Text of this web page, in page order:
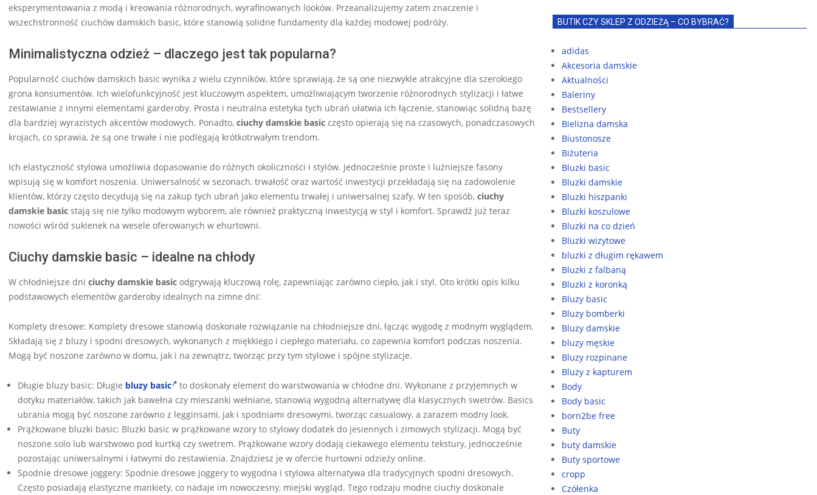
eksperymentowania z modą i kreowania różnorodnych, wyrafinowanych looków. Przeanalizujemy zatem znaczenie i
wszechstronność ciuchów damskich basic, które stanowią solidne fundamenty dla każdej modowej podróży.
Minimalistyczna odzież – dlaczego jest tak popularna?
Popularność ciuchów damskich basic wynika z wielu czynników, które sprawiają, że są one niezwykle atrakcyjne dla szerokiego
grona konsumentów. Ich wielofunkcyjność jest kluczowym aspektem, umożliwiającym tworzenie różnorodnych stylizacji i łatwe
zestawianie z innymi elementami garderoby. Prosta i neutralna estetyka tych ubrań ułatwia ich łączenie, stanowiąc solidną bazę
dla bardziej wyrazistych akcentów modowych. Ponadto, ciuchy damskie basic często opierają się na czasowych, ponadczasowych
krojach, co sprawia, że są one trwałe i nie podlegają krótkotrwałym trendom.
Ich elastyczność stylowa umożliwia dopasowanie do różnych okoliczności i stylów. Jednocześnie proste i luźniejsze fasony
wpisują się w komfort noszenia. Uniwersalność w sezonach, trwałość oraz wartość inwestycji przekładają się na zadowolenie
klientów, którzy często decydują się na zakup tych ubrań jako elementu trwałej i uniwersalnej szafy. W ten sposób, ciuchy
damskie basic stają się nie tylko modowym wyborem, ale również praktyczną inwestycją w styl i komfort. Sprawdź już teraz
nowości wśród sukienek na wesele oferowanych w ehurtowni.
Ciuchy damskie basic – idealne na chłody
W chłodniejsze dni ciuchy damskie basic odgrywają kluczową rolę, zapewniając zarówno ciepło, jak i styl. Oto krótki opis kilku
podstawowych elementów garderoby idealnych na zimne dni:
Komplety dresowe: Komplety dresowe stanowią doskonałe rozwiązanie na chłodniejsze dni, łącząc wygodę z modnym wyglądem.
Składają się z bluzy i spodni dresowych, wykonanych z miękkiego i ciepłego materiału, co zapewnia komfort podczas noszenia.
Mogą być noszone zarówno w domu, jak i na zewnątrz, tworząc przy tym stylowe i spójne stylizacje.
Długie bluzy basic: Długie bluzy basic
to doskonały element do warstwowania w chłodne dni. Wykonane z przyjemnych w
dotyku materiałów, takich jak bawełna czy mieszanki wełniane, stanowią wygodną alternatywę dla klasycznych swetrów. Basics
ubrania mogą być noszone zarówno z legginsami, jak i spodniami dresowymi, tworząc casualowy, a zarazem modny look.
Prążkowane bluzki basic: Bluzki basic w prążkowane wzory to stylowy dodatek do jesiennych i zimowych stylizacji. Mogą być
noszone solo lub warstwowo pod kurtką czy swetrem. Prążkowane wzory dodają ciekawego elementu tekstury, jednocześnie
pozostając uniwersalnymi i łatwymi do zestawienia. Znajdziesz je w ofercie hurtowni odzieży online.
Spodnie dresowe joggery: Spodnie dresowe joggery to wygodna i stylowa alternatywa dla tradycyjnych spodni dresowych.
Często posiadają elastyczne mankiety, co nadaje im nowoczesny, miejski wygląd. Tego rodzaju modne ciuchy doskonale
BUTIK CZY SKLEP Z ODZIEŻĄ – CO BYBRAĆ?
adidas
Akcesoria damskie
Aktualności
Baleriny
Bestsellery
Bielizna damska
Biustonosze
Biżuteria
Bluzki basic
Bluzki damskie
Bluzki hiszpanki
Bluzki koszulowe
Bluzki na co dzień
Bluzki wizytowe
bluzki z długim rękawem
Bluzki z falbaną
Bluzki z koronką
Bluzy basic
Bluzy bomberki
Bluzy damskie
bluzy męskie
Bluzy rozpinane
Bluzy z kapturem
Body
Body basic
born2be free
Buty
buty damskie
Buty sportowe
cropp
Czółenka